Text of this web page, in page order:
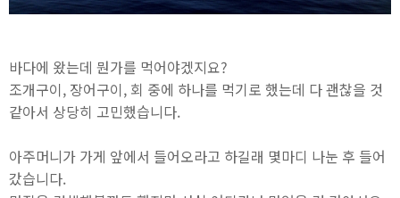
바다에 왔는데 뭔가를 먹어야겠지요?
조개구이, 장어구이, 회 중에 하나를 먹기로 했는데 다 괜찮을 것
같아서 상당히 고민했습니다.
아주머니가 가게 앞에서 들어오라고 하길래 몇마디 나눈 후 들어
갔습니다.